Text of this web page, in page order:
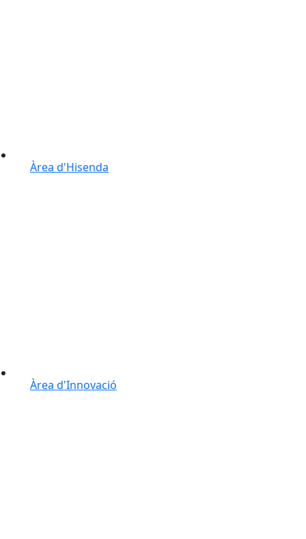
Àrea d'Hisenda
Àrea d'Innovació